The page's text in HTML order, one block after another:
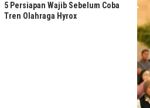
5 Persiapan Wajib Sebelum Coba
Tren Olahraga Hyrox